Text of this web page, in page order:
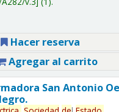
Hacer reserva
Agregar al carrito
San Antonio